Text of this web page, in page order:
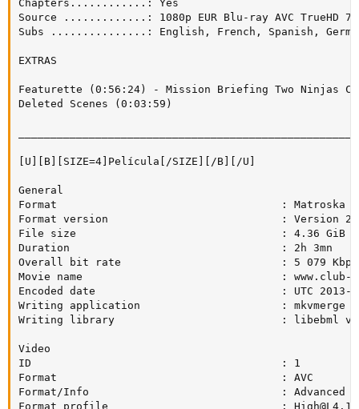
Chapters............: Yes
Source .............: 1080p EUR Blu-ray AVC TrueHD
Subs ...............: English, French, Spanish,
EXTRAS
Featurette (0:56:24) - Mission Briefing Two Ninjas
Deleted Scenes (0:03:59)
[U][B][SIZE=4]Película[/SIZE][/B][/U]
General
Format                                   : Matroska
Format version                           : Version 2
File size                                : 4.36 GiB
Duration                                 : 2h 3mn
Overall bit rate                         : 5 079 Kbps
Movie name                               : www.club-
Encoded date                             : UTC 2013-
Writing application                      : mkvmerge
Writing library                          : libebml
Video
ID                                       : 1
Format                                   : AVC
Format/Info                              : Advanced
Format profile                           : High@L4.1